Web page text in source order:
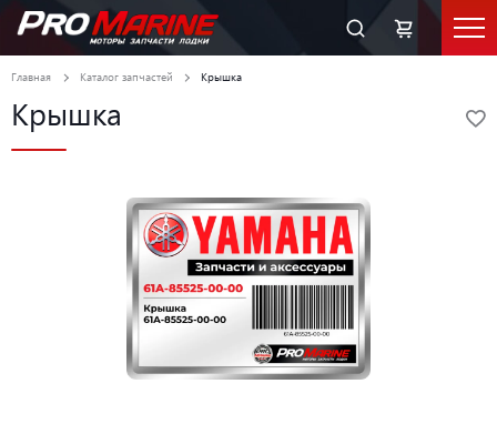
Главная Каталог запчастей Крышка
Крышка